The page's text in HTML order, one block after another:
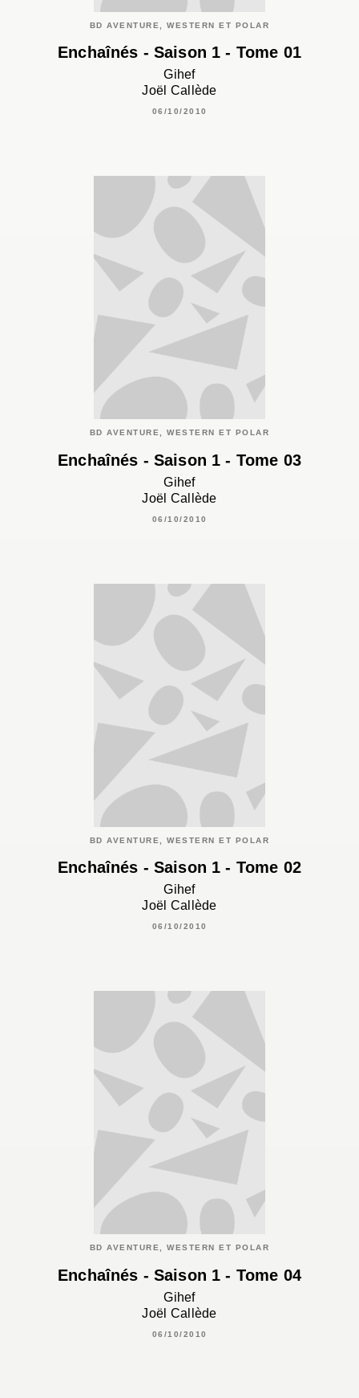
BD AVENTURE, WESTERN ET POLAR
Enchaînés - Saison 1 - Tome 01
Gihef
Joël Callède
06/10/2010
BD AVENTURE, WESTERN ET POLAR
Enchaînés - Saison 1 - Tome 03
Gihef
Joël Callède
06/10/2010
BD AVENTURE, WESTERN ET POLAR
Enchaînés - Saison 1 - Tome 02
Gihef
Joël Callède
06/10/2010
BD AVENTURE, WESTERN ET POLAR
Enchaînés - Saison 1 - Tome 04
Gihef
Joël Callède
06/10/2010